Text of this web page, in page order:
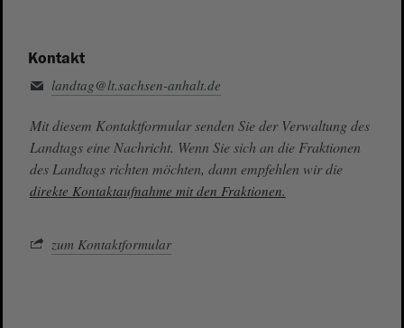
Kontakt
landtag@lt.sachsen-anhalt.de
Mit diesem Kontaktformular senden Sie der Verwaltung des
Landtags eine Nachricht. Wenn Sie sich an die Fraktionen
des Landtags richten möchten, dann empfehlen wir die
direkte Kontaktaufnahme mit den Fraktionen.
zum Kontaktformular